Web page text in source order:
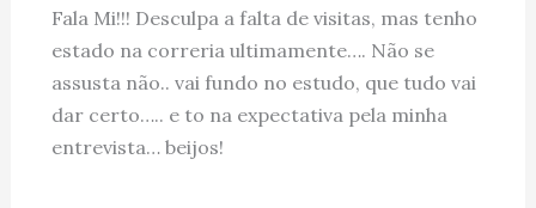
Fala Mi!!! Desculpa a falta de visitas, mas tenho
estado na correria ultimamente…. Não se
assusta não.. vai fundo no estudo, que tudo vai
dar certo….. e to na expectativa pela minha
entrevista… beijos!